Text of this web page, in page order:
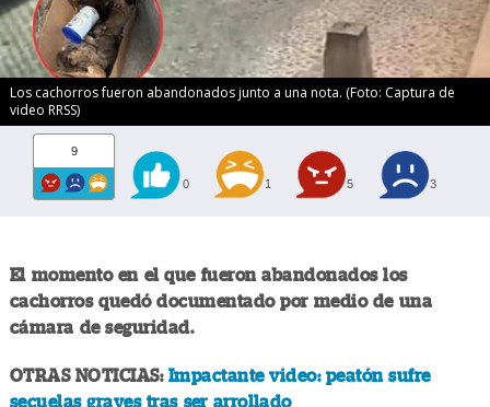
Los cachorros fueron abandonados junto a una nota. (Foto: Captura de
video RRSS)
9
0 1 5 3
El momento en el que fueron abandonados los
cachorros quedó documentado por medio de una
cámara de seguridad.
OTRAS NOTICIAS: Impactante video: peatón sufre
secuelas graves tras ser arrollado